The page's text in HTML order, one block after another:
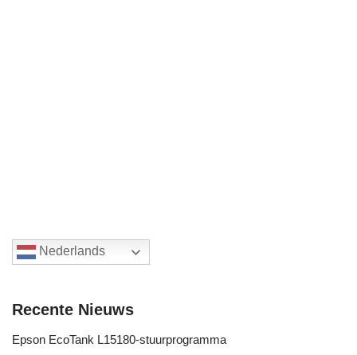
Nederlands
Recente Nieuws
Epson EcoTank L15180-stuurprogramma